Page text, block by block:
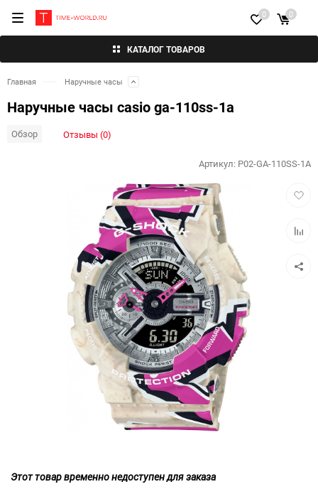
КАТАЛОГ ТОВАРОВ
0 0
Главная Наручные часы
Наручные часы casio ga-110ss-1a
Обзор Отзывы (0)
Артикул: P02-GA-110SS-1A
Этот товар временно недоступен для заказа